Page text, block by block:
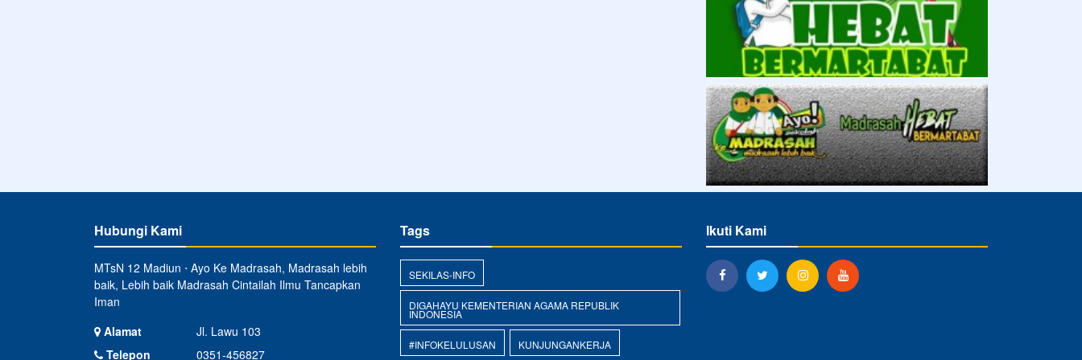
Hubungi Kami
MTsN 12 Madiun ⋅ Ayo Ke Madrasah, Madrasah lebih
baik, Lebih baik Madrasah Cintailah Ilmu Tancapkan
Iman
Alamat
Jl. Lawu 103
Telepon
0351-456827
Tags
SEKILAS-INFO
DIGAHAYU KEMENTERIAN AGAMA REPUBLIK
INDONESIA
#INFOKELULUSAN KUNJUNGANKERJA
Ikuti Kami